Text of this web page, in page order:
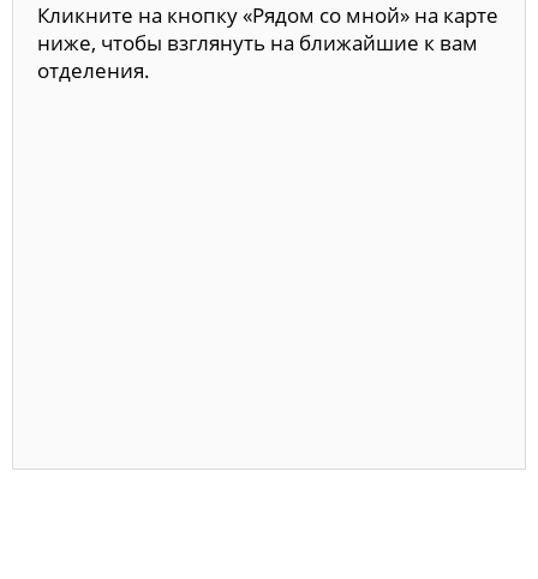
Кликните на кнопку «Рядом со мной» на карте
ниже, чтобы взглянуть на ближайшие к вам
отделения.